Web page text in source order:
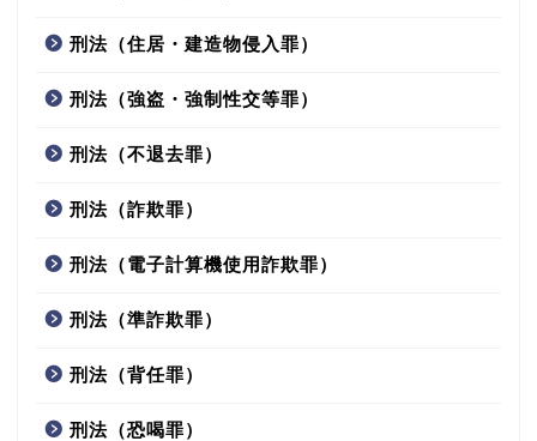
刑法（住居・建造物侵入罪）
刑法（強盗・強制性交等罪）
刑法（不退去罪）
刑法（詐欺罪）
刑法（電子計算機使用詐欺罪）
刑法（準詐欺罪）
刑法（背任罪）
刑法（恐喝罪）